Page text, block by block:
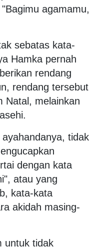
agamamu,
sebatas kata-
Hamka pernah
rendang
rendang tersebut
Natal, melainkan
tidak
dengan kata
atau yang
kata-kata
akidah masing-
untuk tidak